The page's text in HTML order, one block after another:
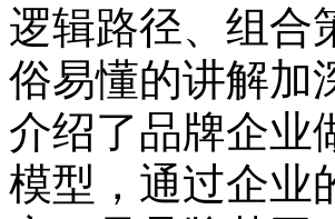
逻辑路径、组合
俗易懂的讲解加
介绍了品牌企业
模型，通过企业